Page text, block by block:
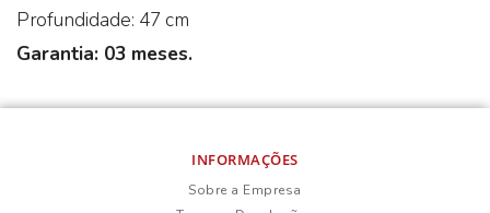
Profundidade: 47 cm
Garantia: 03 meses.
INFORMAÇÕES
Sobre a Empresa